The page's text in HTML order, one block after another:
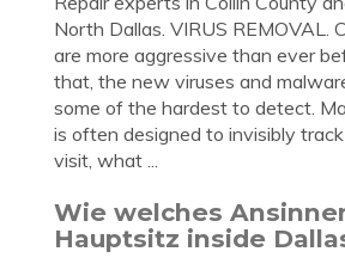
North Dallas. VIRUS REMOVAL.
are more aggressive than ever
that, the new viruses and
some of the hardest to detect.
is often designed to invisibly
visit, what ...
Wie welches
Hauptsitz inside